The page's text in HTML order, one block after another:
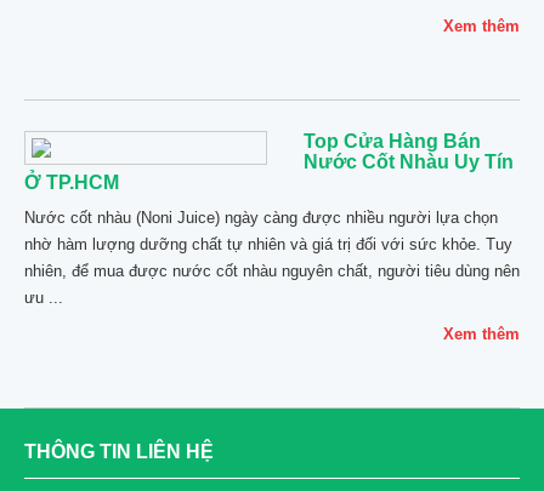
Xem thêm
Top Cửa Hàng Bán
Nước Cốt Nhàu Uy Tín
Ở TP.HCM
Nước cốt nhàu (Noni Juice) ngày càng được nhiều người lựa chọn
nhờ hàm lượng dưỡng chất tự nhiên và giá trị đối với sức khỏe. Tuy
nhiên, để mua được nước cốt nhàu nguyên chất, người tiêu dùng nên
ưu ...
Xem thêm
THÔNG TIN LIÊN HỆ